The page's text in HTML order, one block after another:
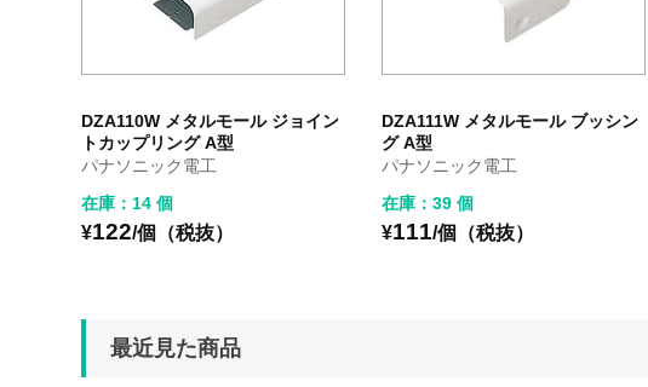
DZA110W メタルモール ジョイン
トカップリング A型
パナソニック電工
在庫：14 個
¥122/個（税抜）
DZA111W メタルモール ブッシン
グ A型
パナソニック電工
在庫：39 個
¥111/個（税抜）
最近見た商品